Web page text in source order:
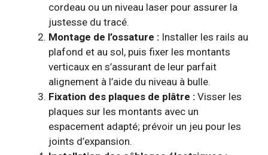
cordeau ou un niveau laser pour assurer la
justesse du tracé.
Montage de l’ossature : Installer les rails au
plafond et au sol, puis fixer les montants
verticaux en s’assurant de leur parfait
alignement à l’aide du niveau à bulle.
Fixation des plaques de plâtre : Visser les
plaques sur les montants avec un
espacement adapté; prévoir un jeu pour les
joints d’expansion.